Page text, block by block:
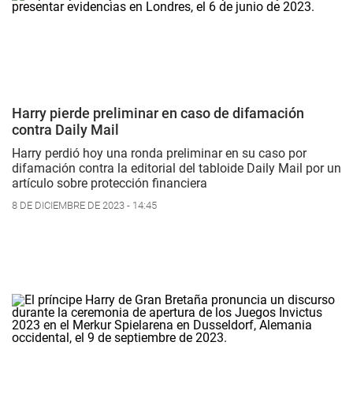
Harry pierde preliminar en caso de difamación
contra Daily Mail
Harry perdió hoy una ronda preliminar en su caso por
difamación contra la editorial del tabloide Daily Mail por un
artículo sobre protección financiera
8 DE DICIEMBRE DE 2023 - 14:45